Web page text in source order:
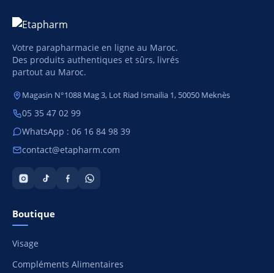
Votre parapharmacie en ligne au Maroc.
Des produits authentiques et sûrs, livrés
partout au Maroc.
Magasin N°1088 Mag 3, Lot Riad Ismailia 1, 50050 Meknès
05 35 47 02 99
WhatsApp : 06 16 84 98 39
contact@etapharm.com
Boutique
Visage
Compléments Alimentaires